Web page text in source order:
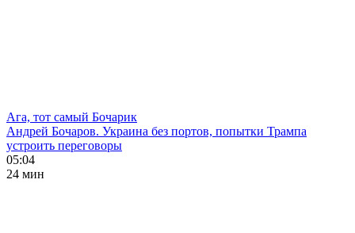
Ага, тот самый Бочарик
Андрей Бочаров. Украина без портов, попытки Трампа
устроить переговоры
05:04
24 мин